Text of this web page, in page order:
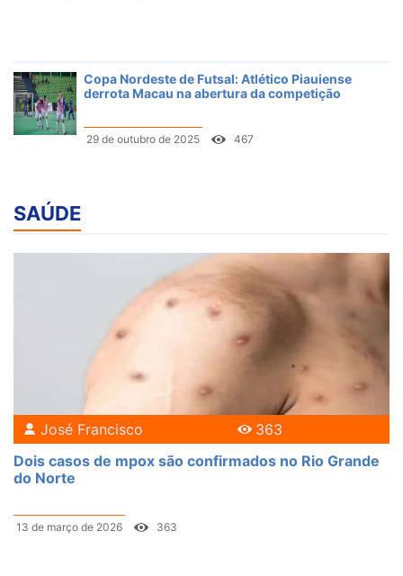
Copa Nordeste de Futsal: Atlético Piauiense
derrota Macau na abertura da competição
29 de outubro de 2025 467
SAÚDE
José Francisco
363
Dois casos de mpox são confirmados no Rio Grande
do Norte
13 de março de 2026 363